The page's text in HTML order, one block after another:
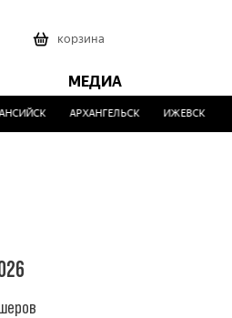
корзина
МЕДИА
АРХАНГЕЛЬСК ИЖЕВСК